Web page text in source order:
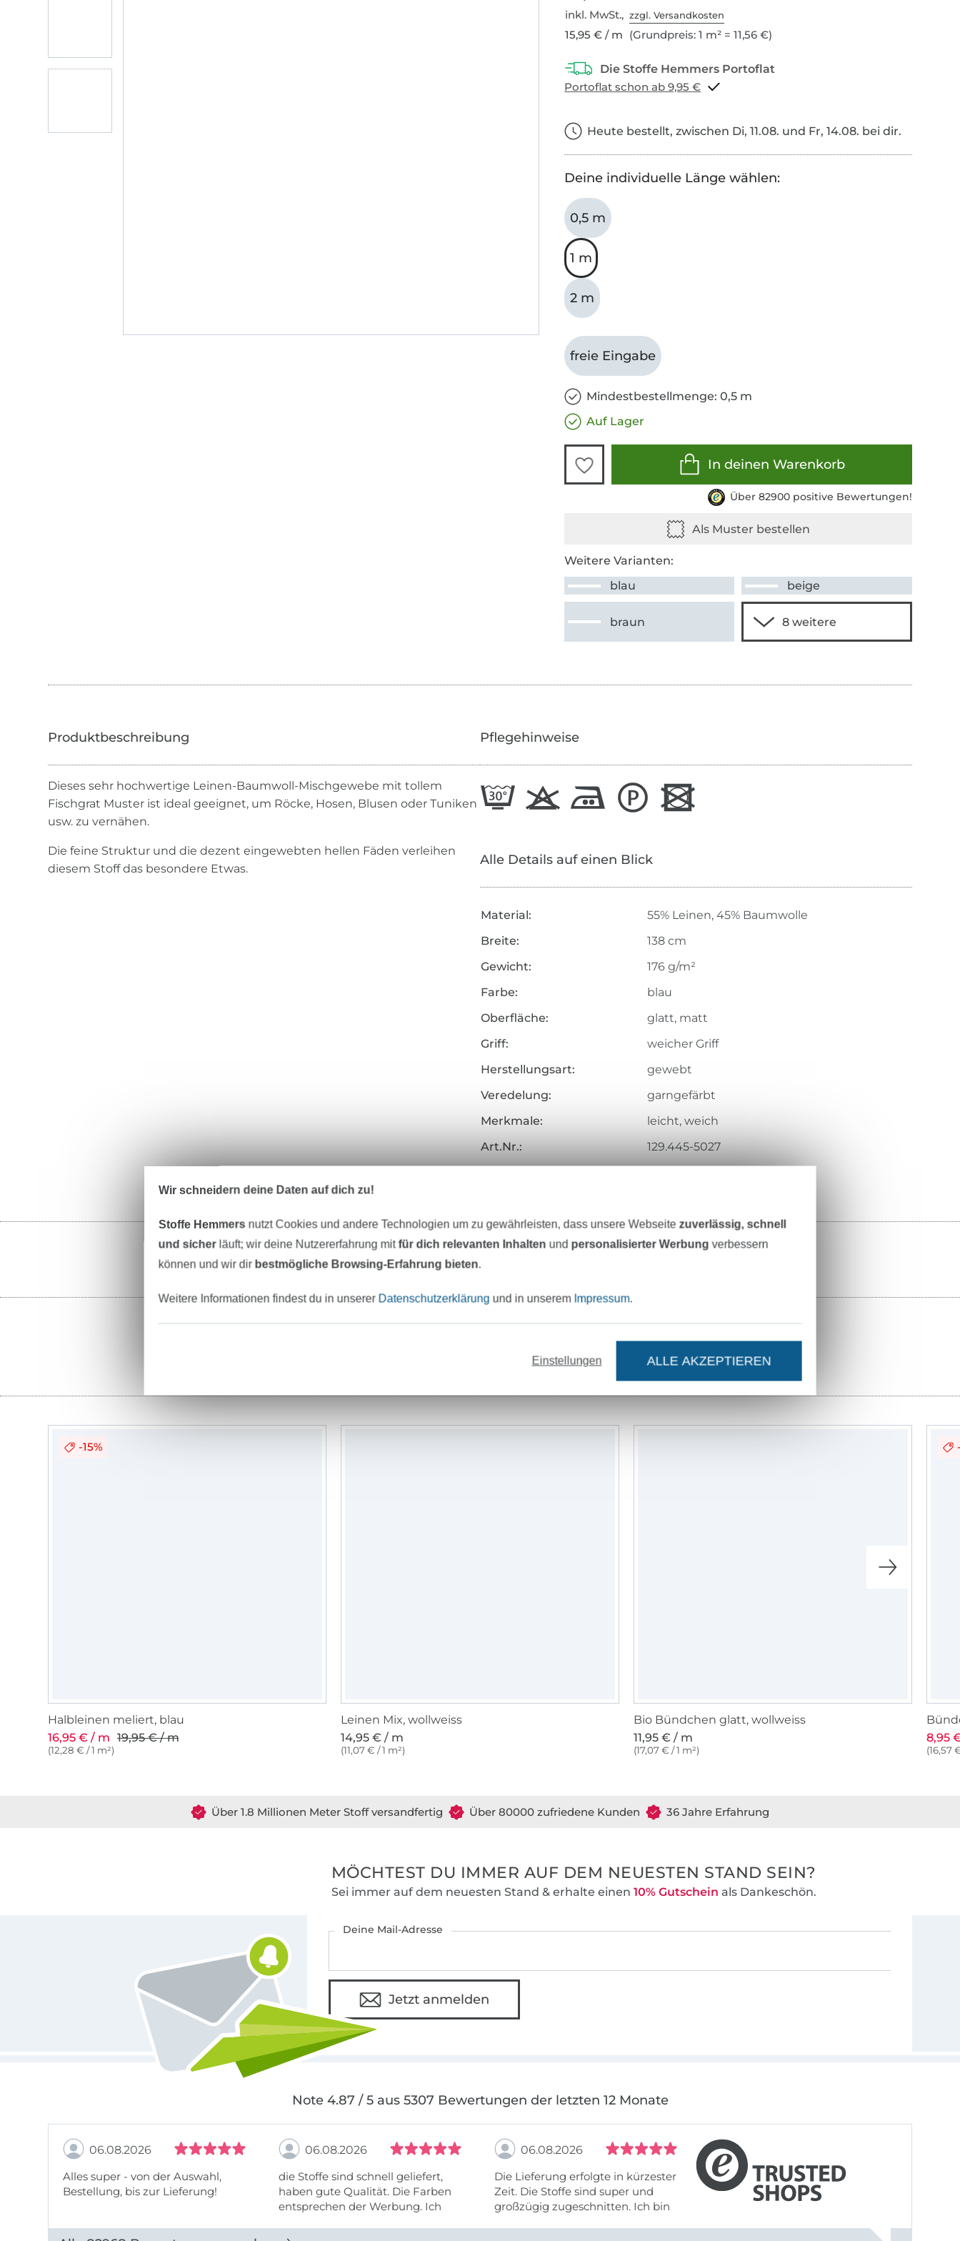
inkl. MwSt.,zzgl. Versandkosten
15,95 € / m (Grundpreis: 1 m² = 11,56 €)
Portoflat schon ab 9,95 €
Heute bestellt, zwischen Di, 11.08. und Fr, 14.08. bei dir.
Deine individuelle Länge wählen:
0,5 m
1 m
2 m
freie Eingabe
Mindestbestellmenge: 0,5 m
Auf Lager
In deinen Warenkorb
Über 82900 positive Bewertungen!
Weitere Varianten:
blau
beige
braun
Dieses sehr hochwertige Leinen-Baumwoll-Mischgewebe mit tollem
Fischgrat Muster ist ideal geeignet, um Röcke, Hosen, Blusen oder Tuniken
usw. zu vernähen.
Die feine Struktur und die dezent eingewebten hellen Fäden verleihen
diesem Stoff das besondere Etwas.
Pflegehinweise
Alle Details auf einen Blick
Material:
55% Leinen, 45% Baumwolle
Breite:
138 cm
Gewicht:
176 g/m²
Farbe:
blau
Oberfläche:
glatt, matt
Griff:
weicher Griff
Herstellungsart:
gewebt
Veredelung:
garngefärbt
Merkmale:
leicht, weich
Art.Nr.:
129.445-5027
Unser Tipp: Das passt dazu
Nähzubehör Schnittmuster
-15%
Halbleinen meliert, blau
16,95 € / m 19,95 € / m
(12,28 € / 1 m²)
Leinen Mix, wollweiss
14,95 € / m
(11,07 € / 1 m²)
Bio Bündchen glatt, wollweiss
11,95 € / m
(17,07 € / 1 m²)
8,95
(16,57
Über 1.8 Millionen Meter Stoff versandfertig Über 80000 zufriedene Kunden 36 Jahre Erfahrung
MÖCHTEST DU IMMER AUF DEM NEUESTEN STAND SEIN?
Sei immer auf dem neuesten Stand & erhalte einen 10% Gutschein als Dankeschön.
Deine Mail-Adresse
Jetzt anmelden
Note 4.87 / 5 aus 5307 Bewertungen der letzten 12 Monate
06.08.2026
Alles super - von der Auswahl,
Bestellung, bis zur Lieferung!
06.08.2026
die Stoffe sind schnell geliefert,
haben gute Qualität. Die Farben
entsprechen der Werbung. Ich
auch die Firma empfehlen.
06.08.2026
Die Lieferung erfolgte in kürzester
Zeit. Die Stoffe sind super und
großzügig zugeschnitten. Ich bin
Wir schneidern deine Daten auf dich zu!
Stoffe Hemmers nutzt Cookies und andere Technologien um zu gewährleisten, dass unsere Webseitezuverlässig, schnell
und sicherläuft; wir deine Nutzererfahrung mitfür dich relevanten Inhalten und personalisierter Werbung verbessern
können und wir dir bestmögliche Browsing-Erfahrung bieten.
Weitere Informationen findest du in unserer Datenschutzerklärung und in unserem Impressum.
Einstellungen ALLE AKZEPTIEREN